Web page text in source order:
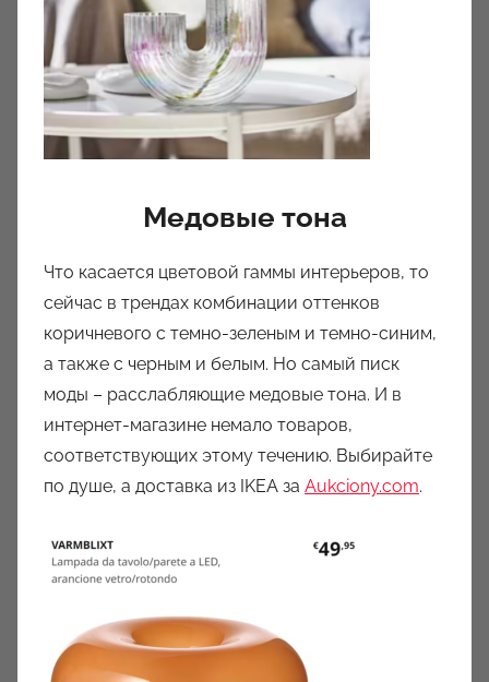
Медовые тона
Что касается цветовой гаммы интерьеров, то
сейчас в трендах комбинации оттенков
коричневого с темно-зеленым и темно-синим,
а также с черным и белым. Но самый писк
моды – расслабляющие медовые тона. И в
интернет-магазине немало товаров,
соответствующих этому течению. Выбирайте
по душе, а доставка из IKEA за Aukciony.com.